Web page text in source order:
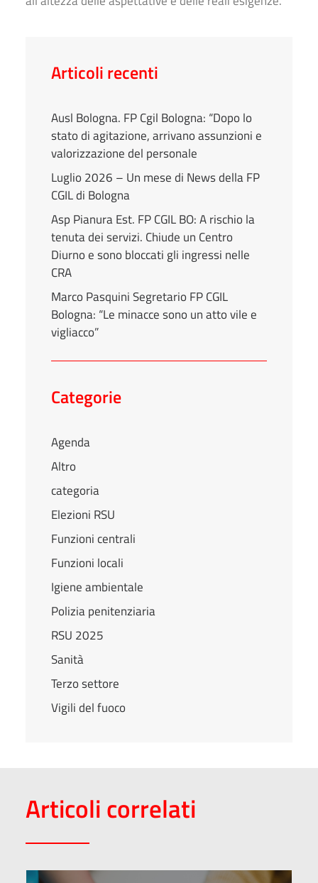
Articoli recenti
Ausl Bologna. FP Cgil Bologna: “Dopo lo
stato di agitazione, arrivano assunzioni e
valorizzazione del personale
Luglio 2026 – Un mese di News della FP
CGIL di Bologna
Asp Pianura Est. FP CGIL BO: A rischio la
tenuta dei servizi. Chiude un Centro
Diurno e sono bloccati gli ingressi nelle
CRA
Marco Pasquini Segretario FP CGIL
Bologna: “Le minacce sono un atto vile e
vigliacco”
Categorie
Agenda
Altro
categoria
Elezioni RSU
Funzioni centrali
Funzioni locali
Igiene ambientale
Polizia penitenziaria
RSU 2025
Sanità
Terzo settore
Vigili del fuoco
Articoli correlati